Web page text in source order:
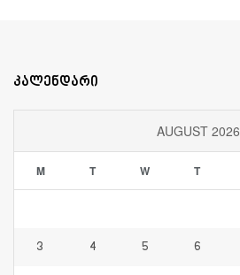
კალენდარი
AUGUST 2026
M T W T
3 4 5 6